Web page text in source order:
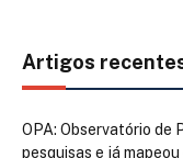
Artigos
OPA: Observatório de
pesquisas e já